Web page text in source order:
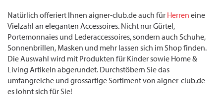
Natürlich offeriert Ihnen aigner-club.de auch für Herren eine
Vielzahl an eleganten Accessoires. Nicht nur Gürtel,
Portemonnaies und Lederaccessoires, sondern auch Schuhe,
Sonnenbrillen, Masken und mehr lassen sich im Shop finden.
Die Auswahl wird mit Produkten für Kinder sowie Home &
Living Artikeln abgerundet. Durchstöbern Sie das
umfangreiche und grossartige Sortiment von aigner-club.de –
es lohnt sich für Sie!